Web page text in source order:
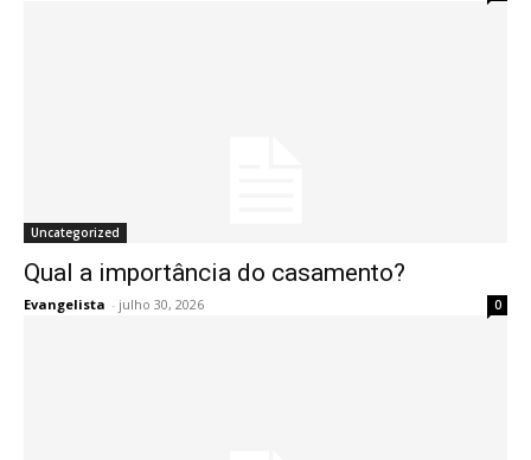
Uncategorized
Qual a importância do casamento?
Evangelista - julho 30, 2026 0